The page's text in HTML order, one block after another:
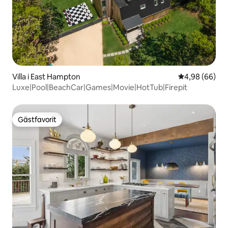
Villa i East Hampton 4,98 av 5 i
4,98 (66)
Luxe|Pool|BeachCar|Games|Movie|HotTub|Firepit
Gästfavorit
Gästfavorit